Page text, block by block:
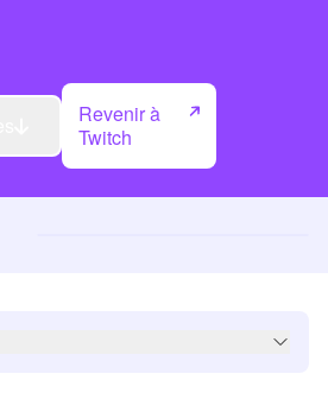
Revenir à
Twitch